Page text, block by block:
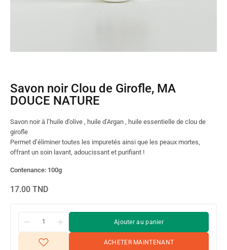
Savon noir Clou de Girofle, MA
DOUCE NATURE
Savon noir à l’huile d’olive , huile d’Argan , huile essentielle de clou de
girofle
Permet d’éliminer toutes les impuretés ainsi que les peaux mortes,
offrant un soin lavant, adoucissant et purifiant !
Contenance: 100g
17.00 TND
Ajouter au panier
ACHETER MAINTENANT